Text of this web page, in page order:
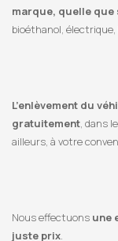
marque, quelle que
bioéthanol, électrique,
L’enlèvement du
gratuitement, dans
ailleurs, à votre
Nous effectuons une
juste prix.